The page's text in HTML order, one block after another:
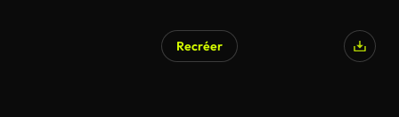
Recréer